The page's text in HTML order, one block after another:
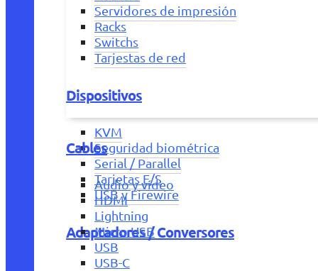
Servidores de impresión
Racks
Switchs
Tarjestas de red
Dispositivos
KVM
Seguridad biométrica
Serial / Parallel
Tarjetas E/S
USB y Firewire
Adaptadores / Conversores
Cables
Audio y vídeo
HDMI
Lightning
Micro USB
USB
USB-C